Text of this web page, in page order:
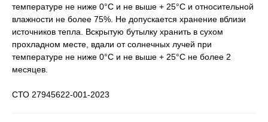
температуре не ниже 0°С и не выше + 25°С и относительной
влажности не более 75%. Не допускается хранение вблизи
источников тепла. Вскрытую бутылку хранить в сухом
прохладном месте, вдали от солнечных лучей при
температуре не ниже 0°С и не выше + 25°С не более 2
месяцев.
СТО 27945622-001-2023